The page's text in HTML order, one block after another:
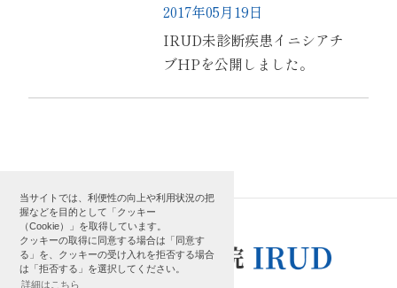
当サイトでは、利便性の向上や利用状況の把
握などを目的として「クッキー
（Cookie）」を取得しています。
クッキーの取得に同意する場合は「同意す
る」を、クッキーの受け入れを拒否する場合
は「拒否する」を選択してください。
詳細はこちら
2017年05月19日
IRUD未診断疾患イニシアチ
ブHPを公開しました。